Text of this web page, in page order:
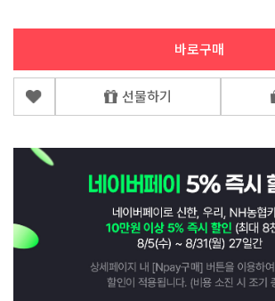
바로구매
선물하기